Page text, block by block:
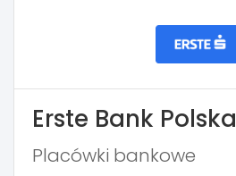
Erste Bank Polska
Placówki bankowe